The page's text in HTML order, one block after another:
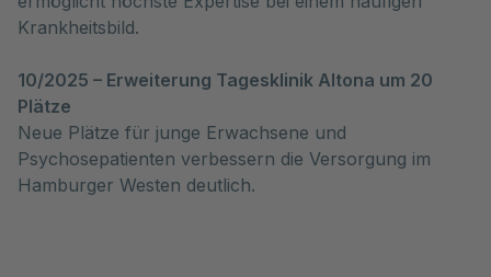
Krankheitsbild.
10/2025 – Erweiterung Tagesklinik Altona um 20
Plätze
Neue Plätze für junge Erwachsene und
Psychosepatienten verbessern die Versorgung im
Hamburger Westen deutlich.